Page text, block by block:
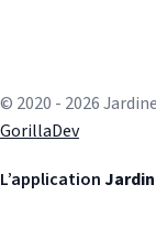
© 2020 - 2026
GorillaDev
L’application